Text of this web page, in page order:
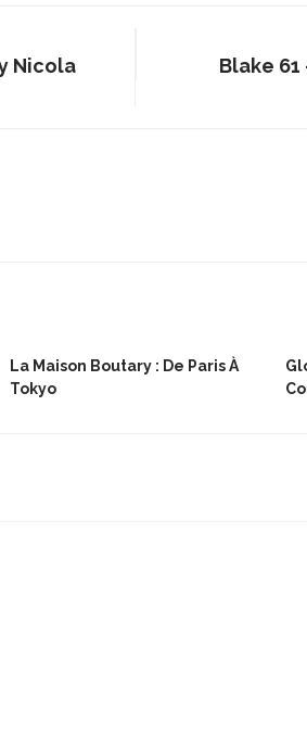
Nicola
Blake
La Maison Boutary : De Paris À
Tokyo